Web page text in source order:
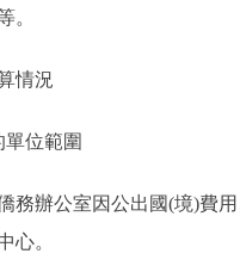
。
情況
位範圍
辦公室因公出國(境)費用
心。